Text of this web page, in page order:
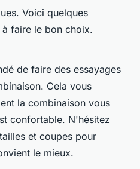
Voici quelques
faire le bon choix.
de faire des essayages
Cela vous
la combinaison vous
confortable. N'hésitez
et coupes pour
le mieux.